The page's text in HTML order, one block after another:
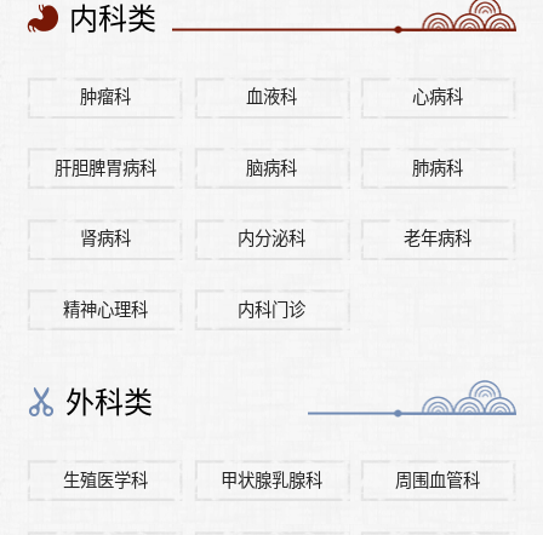
内科类
肿瘤科 血液科 心病科
肝胆脾胃病科 脑病科 肺病科
肾病科 内分泌科 老年病科
精神心理科 内科门诊
外科类
生殖医学科 甲状腺乳腺科 周围血管科